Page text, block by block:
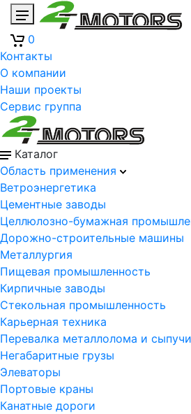
0
Контакты
О компании
Наши проекты
Сервис группа
Каталог
Область применения
Ветроэнергетика
Цементные заводы
Целлюлозно-бумажная
Дорожно-строительные машины
Металлургия
Пищевая промышленность
Кирпичные заводы
Стекольная промышленность
Карьерная техника
Перевалка металлолома и
Негабаритные грузы
Элеваторы
Портовые краны
Канатные дороги